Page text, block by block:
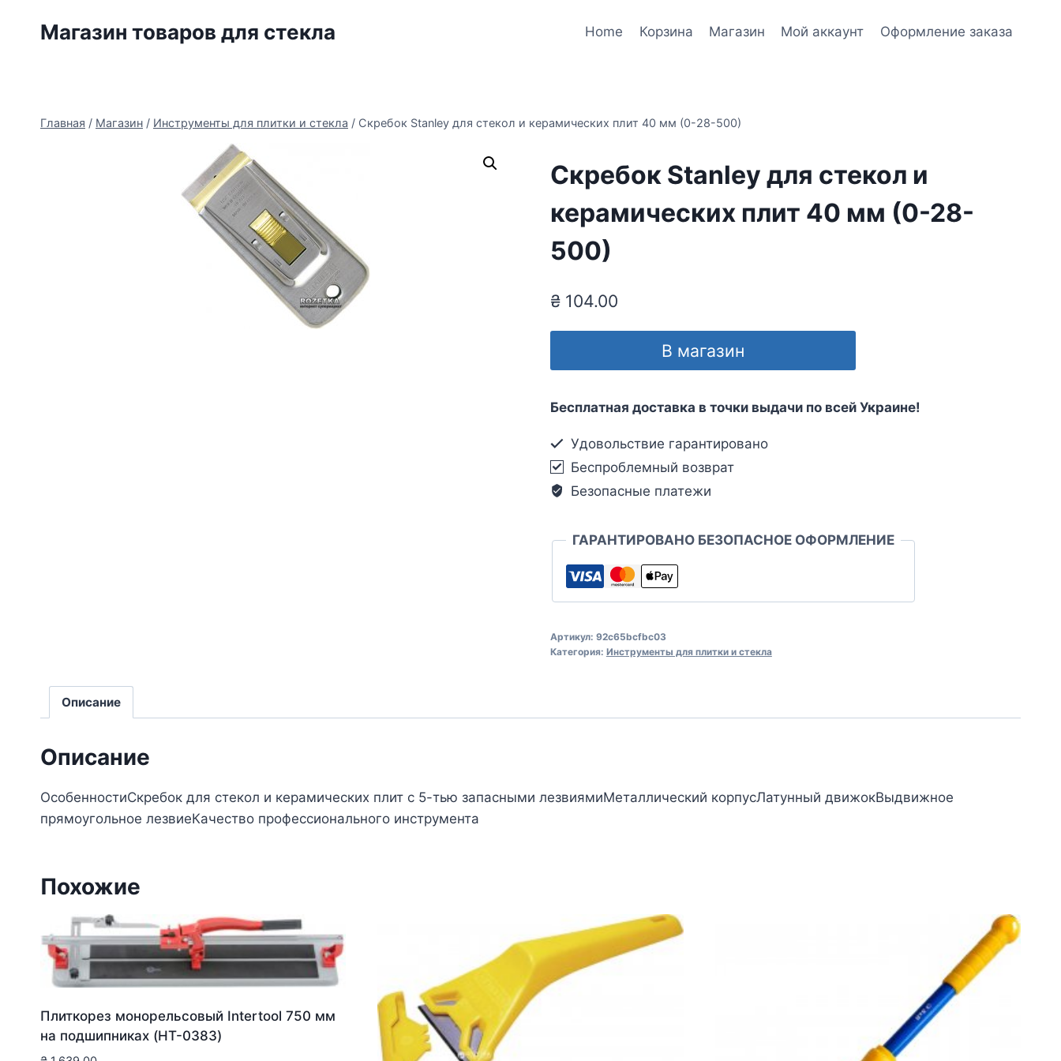
Магазин товаров для стекла Home Корзина Магазин Мой аккаунт Оформление заказа
Главная / Магазин / Инструменты для плитки и стекла / Скребок Stanley для стекол и керамических плит 40 мм (0-28-500)
Скребок Stanley для стекол и
керамических плит 40 мм (0-28-
500)
₴104.00
В магазин
Бесплатная доставка в точки выдачи по всей Украине!
Удовольствие гарантировано
Беспроблемный возврат
Безопасные платежи
ГАРАНТИРОВАНО БЕЗОПАСНОЕ ОФОРМЛЕНИЕ
Артикул: 92c65bcfbc03
Категория: Инструменты для плитки и стекла
Описание
Описание
ОсобенностиСкребок для стекол и керамических плит с 5-тью запасными лезвиямиМеталлический корпусЛатунный движокВыдвижное
прямоугольное лезвиеКачество профессионального инструмента
Похожие
Плиткорез монорельсовый Intertool 750 мм
на подшипниках (HT-0383)